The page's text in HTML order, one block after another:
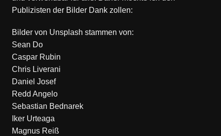
Publizisten der Bilder Dank zollen:
Bilder von Unsplash stammen von:
Sean Do
Caspar Rubin
Chris Liverani
Daniel Josef
Redd Angelo
Sebastian Bednarek
Iker Urteaga
Magnus Reiß